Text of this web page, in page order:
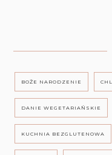
BOŻE NARODZENIE
DANIE WEGETARIAŃSKIE
KUCHNIA BEZGLUTENOWA